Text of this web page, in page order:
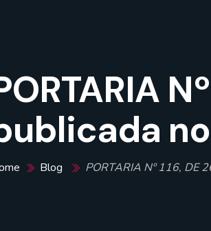
Blog PORTARIA Nº 116, DE